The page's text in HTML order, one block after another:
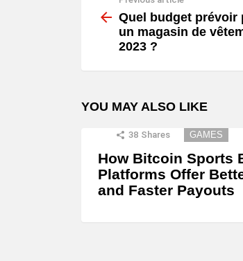
moreQuel budget prévoir
un magasin de
2023 ?
YOU MAY ALSO LIKE
38 Shares GAMES
How Bitcoin Sports
Platforms Offer
and Faster Payouts